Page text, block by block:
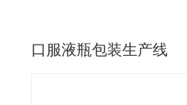
口服液瓶包装生产线